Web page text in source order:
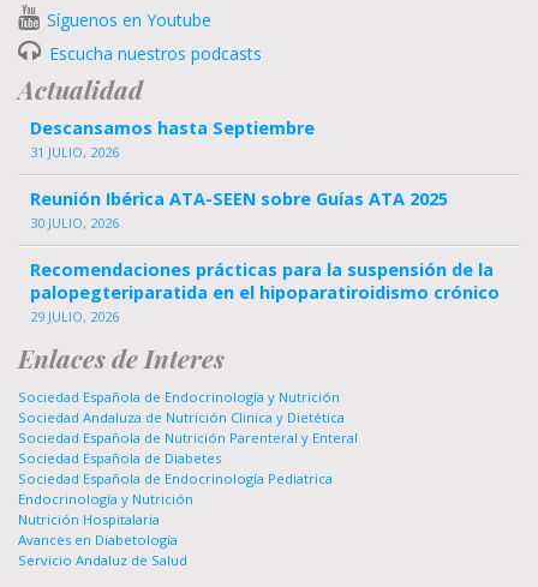
Síguenos en Youtube
Escucha nuestros podcasts
Actualidad
Descansamos hasta Septiembre
31 JULIO, 2026
Reunión Ibérica ATA-SEEN sobre Guías ATA 2025
30 JULIO, 2026
Recomendaciones prácticas para la suspensión de la
palopegteriparatida en el hipoparatiroidismo crónico
29 JULIO, 2026
Enlaces de Interes
Sociedad Española de Endocrinología y Nutrición
Sociedad Andaluza de Nutrición Clinica y Dietética
Sociedad Española de Nutrición Parenteral y Enteral
Sociedad Española de Diabetes
Sociedad Española de Endocrinología Pediatrica
Endocrinología y Nutrición
Nutrición Hospitalaria
Avances en Diabetología
Servicio Andaluz de Salud